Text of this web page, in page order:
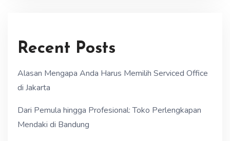
Recent Posts
Alasan Mengapa Anda Harus Memilih Serviced Office
di Jakarta
Dari Pemula hingga Profesional: Toko Perlengkapan
Mendaki di Bandung